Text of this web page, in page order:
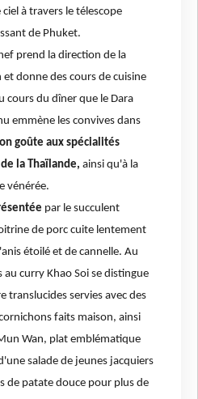
à travers le télescope
de Phuket.
prend la direction de la
donne des cours de cuisine
cours du dîner que le Dara
emmène les convives dans
goûte aux spécialités
la Thaïlande, ainsi qu'à la
vénérée.
par le succulent
de porc cuite lentement
étoilé et de cannelle. Au
curry Khao Soi se distingue
translucides servies avec des
faits maison, ainsi
Wan, plat emblématique
salade de jeunes jacquiers
de patate douce pour plus de